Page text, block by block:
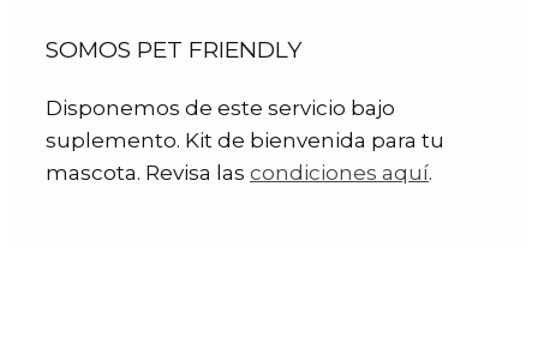
SOMOS PET FRIENDLY
Disponemos de este servicio bajo
suplemento. Kit de bienvenida para tu
mascota. Revisa las condiciones aquí.